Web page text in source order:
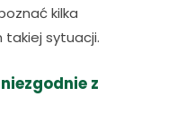
kilka
takiej sytuacji.
z